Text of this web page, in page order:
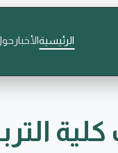
الرئيسيةالأخبار